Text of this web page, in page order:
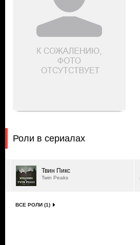
Роли в сериалах
Твин Пикс
Twin Peaks
ВСЕ РОЛИ (1)